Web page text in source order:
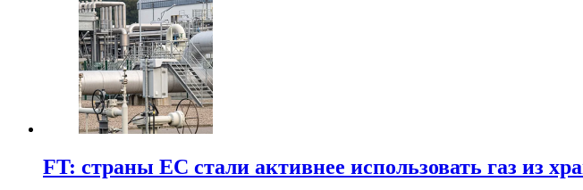
FT: страны ЕС стали активнее использовать газ из